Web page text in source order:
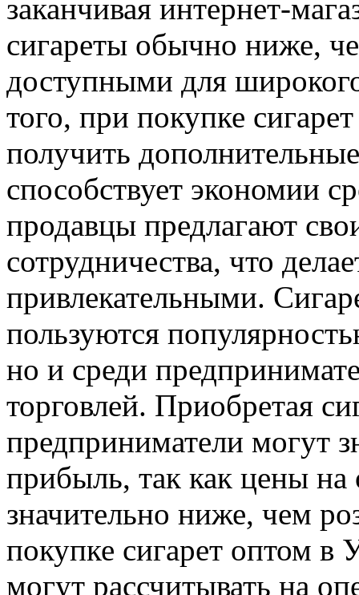
заканчивая интернет-
сигареты обычно ниже,
доступными для
того, при покупке
получить
способствует экономии
продавцы предлагают
сотрудничества, что
привлекательными.
пользуются
но и среди
торговлей. Приобретая
предприниматели могут
прибыль, так как цены на
значительно ниже, чем
покупке сигарет оптом в
могут рассчитывать на